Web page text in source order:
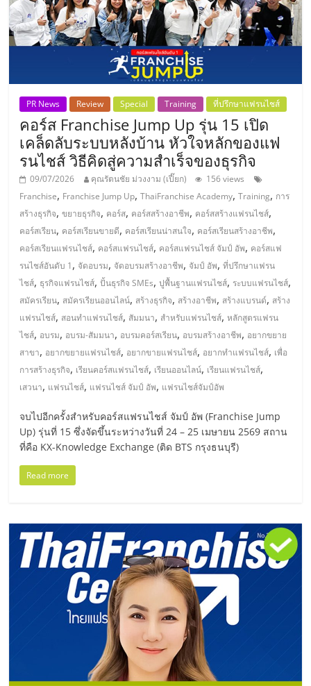
แฟ
รน
ไชส์
ไชส์
แฟ
รน
ไชส์
ขาย
หน้า
บ้าน
ลงทุน
ทุน
ปรึกษา
การ
ลงทุน
และ
ขยาย
ขา
แฟ
ไชส์,
แฟ
รน
ไชส์
PR News Review Special Training ที่ปรึกษาแฟรนไชส์
คอร์ส Franchise Jump Up รุ่น 15 เปิด
เคล็ดลับระบบหลังบ้าน หัวใจหลักของแฟ
รนไชส์ วิธีคิดสู่ความสำเร็จของธุรกิจ
09/07/2026 คุณรัตนชัย ม่วงงาม (เปี๊ยก)
156 views
Franchise, Franchise Jump Up,ThaiFranchise Academy,Training, การ
สร้างธุรกิจ,ขยายธุรกิจ, คอร์ส, คอร์สสร้างอาชีพ, คอร์สสร้างแฟรนไชส์,
คอร์สเรียน, คอร์สเรียนขายดี, คอร์สเรียนน่าสนใจ, คอร์สเรียนสร้างอาชีพ,
คอร์สเรียนแฟรนไชส์, คอร์สแฟรนไชส์, คอร์สแฟรนไชส์ จัมป์ อัพ, คอร์สแฟ
รนไชส์อันดับ 1, จัดอบรม, จัดอบรมสร้างอาชีพ, จัมป์ อัพ,ที่ปรึกษาแฟรน
ไชส์, ธุรกิจแฟรนไชส์,ปั้นธุรกิจ SMEs,ปูพื้นฐานแฟรนไชส์, ระบบแฟรนไชส์,
สมัครเรียน, สมัครเรียนออนไลน์, สร้างธุรกิจ, สร้างอาชีพ, สร้างแบรนด์, สร้าง
แฟรนไชส์, สอนทำแฟรนไชส์, สัมมนา, สำหรับแฟรนไชส์,หลักสูตรแฟรน
ไชส์, อบรม, อบรม-สัมมนา, อบรมคอร์สเรียน, อบรมสร้างอาชีพ, อยากขยาย
สาขา, อยากขยายแฟรนไชส์, อยากขายแฟรนไชส์, อยากทำแฟรนไชส์, เพื่อ
การสร้างธุรกิจ, เรียนคอร์สแฟรนไชส์, เรียนออนไลน์, เรียนแฟรนไชส์,
เสวนา, แฟรนไชส์, แฟรนไชส์ จัมป์ อัพ, แฟรนไชส์จัมป์อัพ
จบไปอีกครั้งสำหรับคอร์สแฟรนไชส์ จัมป์ อัพ (Franchise Jump
Up) รุ่นที่ 15 ซึ่งจัดขึ้นระหว่างวันที่ 24 – 25 เมษายน 2569 สถาน
ที่คือ KX-Knowledge Exchange (ติด BTS กรุงธนบุรี)
Read more